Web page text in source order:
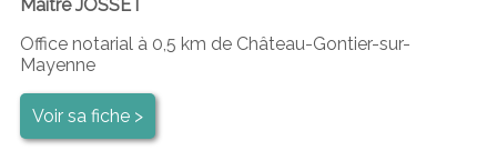
Maître JOSSET
Office notarial à 0,5 km de Château-Gontier-sur-
Mayenne
Voir sa fiche >